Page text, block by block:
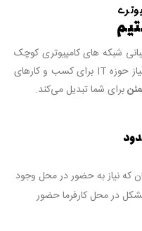
شبکه های کامپیوتری کوچک
و بزرگ و تامین تجهیزات و قطعات مورد نیاز حوزه IT برای کسب و کارهای
برای شما تبدیل می‌کند.
که نیاز به حضور در محل وجود
برای رفع مشکل در محل کارفرما حضور